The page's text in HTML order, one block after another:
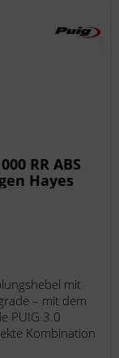
RR ABS
Hayes
mit
– mit dem
PUIG 3.0
Kombination